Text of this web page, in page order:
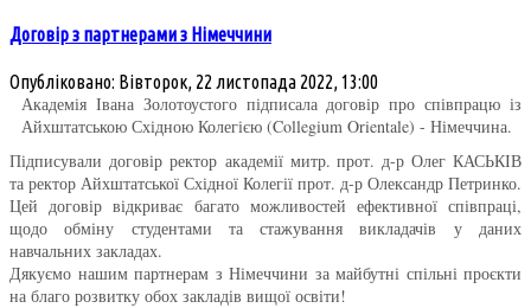
Договір з партнерами з Німеччини
Опубліковано: Вівторок, 22 листопада 2022, 13:00
Академія Івана Золотоустого підписала договір про співпрацю із
Айхштатською Східною Колегією (Collegium Orientale) - Німеччина.
Підписували договір ректор академії митр. прот. д-р Олег КАСЬКІВ
та ректор Айхштатської Східної Колегії прот. д-р Олександр Петринко.
Цей договір відкриває багато можливостей ефективної співпраці,
щодо обміну студентами та стажування викладачів у даних
навчальних закладах.
Дякуємо нашим партнерам з Німеччини за майбутні спільні проєкти
на благо розвитку обох закладів вищої освіти!